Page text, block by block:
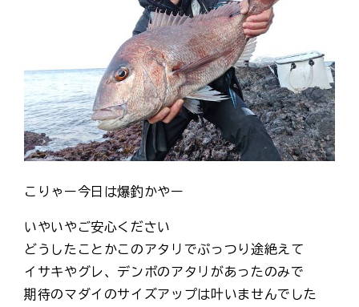
こりゃー今日は爆釣かやー
いやいやご安心ください
どうしたことかこのアタリでぷっつり途絶えて
イサキやグレ、デンボのアタリがあったのみで
期待のマダイのサイズアップは叶いませんでした